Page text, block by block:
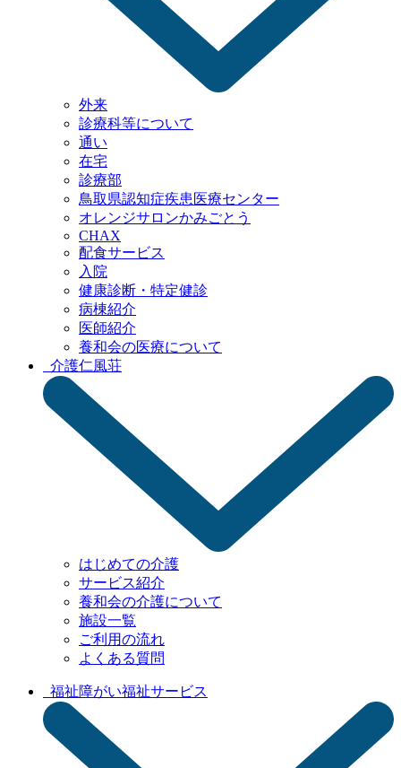
外来
診療科等について
通い
在宅
診療部
鳥取県認知症疾患 医療センター
オレンジサロンかみごとう
CHAX
配食サービス
入院
健康診断・特定健診
病棟紹介
医師紹介
養和会の医療について
介護仁風荘
はじめての介護
サービス紹介
養和会の介護について
施設一覧
ご利用の流れ
よくある質問
福祉障がい福祉サービス